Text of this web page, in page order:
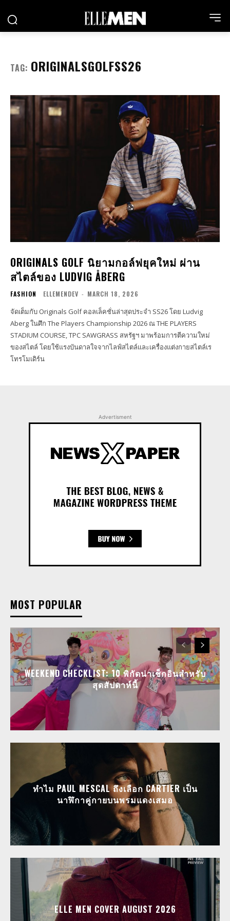
TAG: ORIGINALSGOLFSS26
ORIGINALS GOLF นิยามกอล์ฟยุคใหม่ ผ่าน
สไตล์ของ LUDVIG ÅBERG
FASHION ELLEMENDEV - MARCH 18, 2026
จัดเต็มกับ Originals Golf คอลเล็คชั่นล่าสุดประจำ SS26 โดย Ludvig
Aberg ในศึก The Players Championship 2026 ณ THE PLAYERS
STADIUM COURSE, TPC SAWGRASS สหรัฐฯ มาพร้อมการตีความใหม่
ของสไตล์ โดยใช้แรงบันดาลใจจากไลฟ์สไตล์และเครื่องแต่งกายสไตล์เร
โทรโมเดิร์น
Advertisment
MOST POPULAR
WEEKEND CHECKLIST: 10 พิกัดน่าเช็กอินสำหรับ
สุดสัปดาห์นี้
ทำไม PAUL MESCAL ถึงเลือก CARTIER เป็น
นาฬิกาคู่กายบนพรมแดงเสมอ
ELLE MEN COVER AUGUST 2026